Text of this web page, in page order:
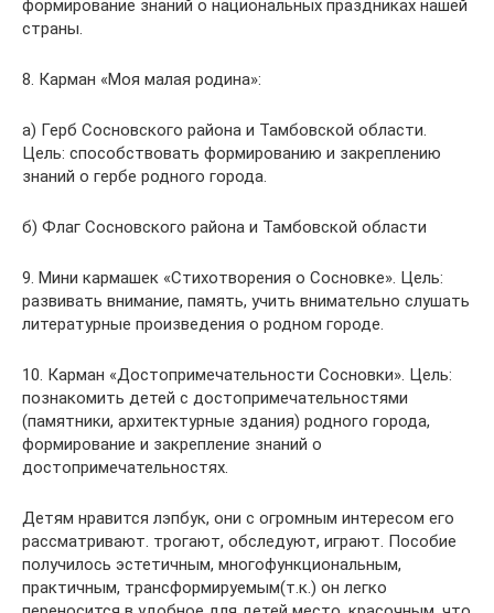
формирование знаний о национальных праздниках нашей
страны.
8. Карман «Моя малая родина»:
а) Герб Сосновского района и Тамбовской области.
Цель: способствовать формированию и закреплению
знаний о гербе родного города.
б) Флаг Сосновского района и Тамбовской области
9. Мини кармашек «Стихотворения о Сосновке». Цель:
развивать внимание, память, учить внимательно слушать
литературные произведения о родном городе.
10. Карман «Достопримечательности Сосновки». Цель:
познакомить детей с достопримечательностями
(памятники, архитектурные здания) родного города,
формирование и закрепление знаний о
достопримечательностях.
Детям нравится лэпбук, они с огромным интересом его
рассматривают. трогают, обследуют, играют. Пособие
получилось эстетичным, многофункциональным,
практичным, трансформируемым(т.к.) он легко